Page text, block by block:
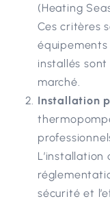
(Heating
Ces critères
installés
marché.
Installation
sécurité et